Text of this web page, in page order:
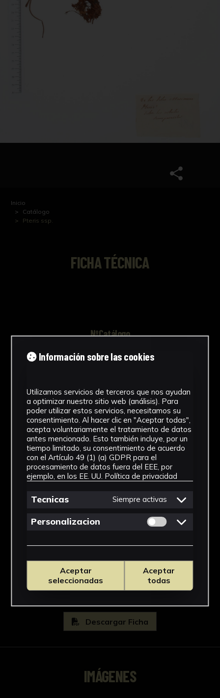
Inicio
Catálogo
Pteris ssp.
FICHA TÉCNICA
NºCatálogo
FHEB-03738
Muestra Botánica
Cronología
SF
Fondo
Fondo Herbario
Descargar Ficha
IMÁGENES
Información sobre las cookies
Utilizamos servicios de terceros que nos ayudan
a optimizar nuestro sitio web (análisis). Para
poder utilizar estos servicios, necesitamos su
consentimiento. Al hacer clic en "Aceptar todas",
acepta voluntariamente el tratamiento de datos
antes mencionado. Esto también incluye, por un
tiempo limitado, su consentimiento de acuerdo
con el Artículo 49 (1) (a) GDPR para el
procesamiento de datos fuera del EEE, por
ejemplo, en los EE. UU. Política de privacidad
Tecnicas Siempre activas
Personalizacion Permitir cookies
Aceptar
seleccionadas
Aceptar
todas